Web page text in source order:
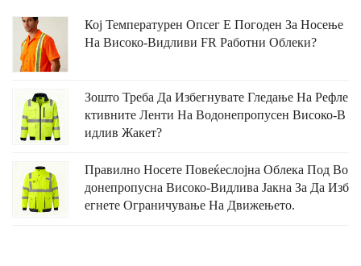
Кој Температурен Опсег Е Погоден За Носење
На Високо-Видливи FR Работни Облеки?
Зошто Треба Да Избегнувате Гледање На Рефле
Ктивните Ленти На Водонепропусен Високо-В
Идлив Жакет?
Правилно Носете Повеќеслојна Облека Под Во
Донепропусна Високо-Видлива Јакна За Да Изб
Егнете Ограничување На Движењето.